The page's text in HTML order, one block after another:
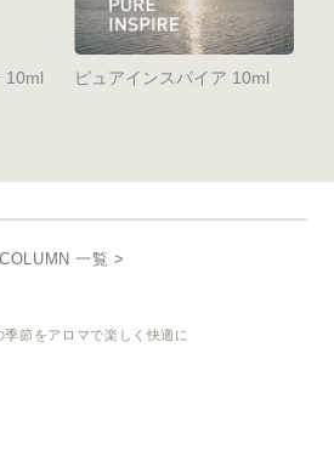
10ml ピュアインスパイア 10ml
COLUMN 一覧 >
季節をアロマで楽しく快適に